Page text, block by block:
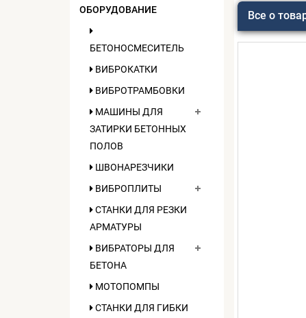
ОБОРУДОВАНИЕ
БЕТОНОСМЕСИТЕЛЬ
ВИБРОКАТКИ
ВИБРОТРАМБОВКИ
МАШИНЫ ДЛЯ
ЗАТИРКИ БЕТОННЫХ
ПОЛОВ
ШВОНАРЕЗЧИКИ
ВИБРОПЛИТЫ
СТАНКИ ДЛЯ РЕЗКИ
АРМАТУРЫ
ВИБРАТОРЫ ДЛЯ
БЕТОНА
МОТОПОМПЫ
СТАНКИ ДЛЯ ГИБКИ
Все о